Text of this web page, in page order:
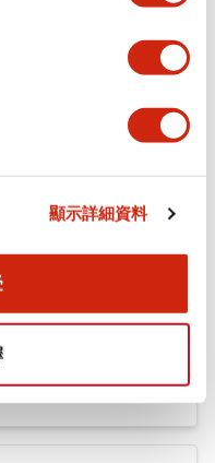
顯示詳細資料
元件 (英文版)